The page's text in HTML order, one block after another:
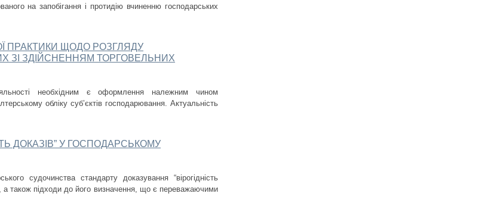
на запобігання і протидію вчиненню господарських
ПРАКТИКИ ЩОДО РОЗГЛЯДУ
ЗІ ЗДІЙСНЕННЯМ ТОРГОВЕЛЬНИХ
необхідним є оформлення належним чином
обліку суб’єктів господарювання. Актуальність
ДОКАЗІВ” У ГОСПОДАРСЬКОМУ
судочинства стандарту доказування “вірогідність
а також підходи до його визначення, що є переважаючими